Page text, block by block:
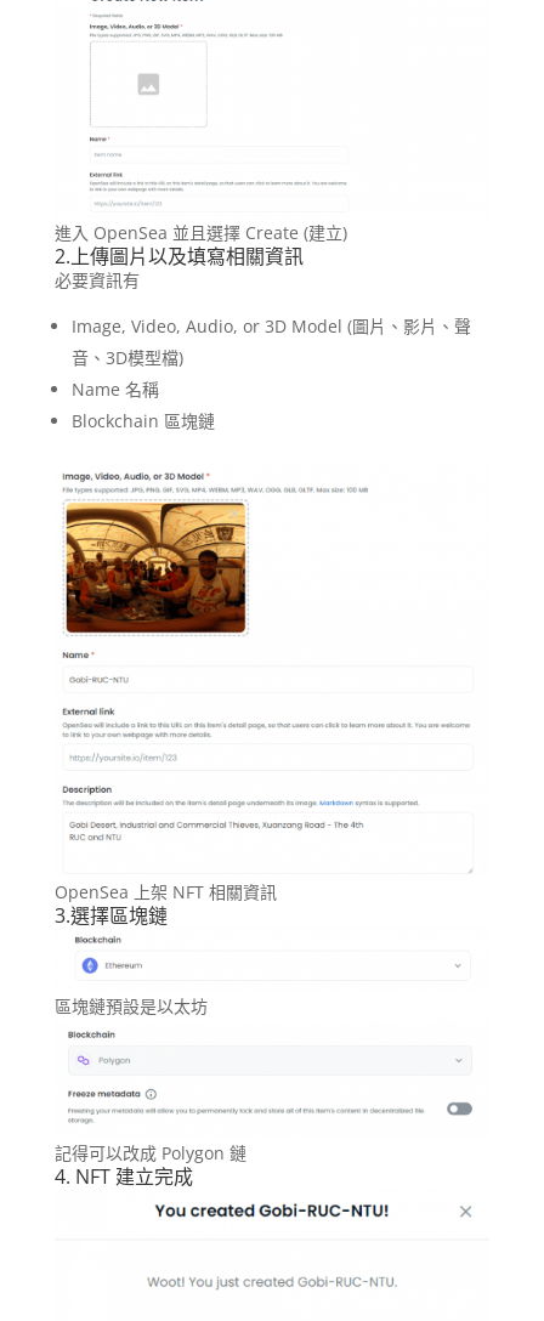
進入 OpenSea 並且選擇 Create (建立)
2.上傳圖片以及填寫相關資訊
必要資訊有
Image, Video, Audio, or 3D Model (圖片、影片、聲
音、3D模型檔)
Name 名稱
Blockchain 區塊鏈
OpenSea 上架 NFT 相關資訊
3.選擇區塊鏈
區塊鏈預設是以太坊
記得可以改成 Polygon 鏈
4. NFT 建立完成